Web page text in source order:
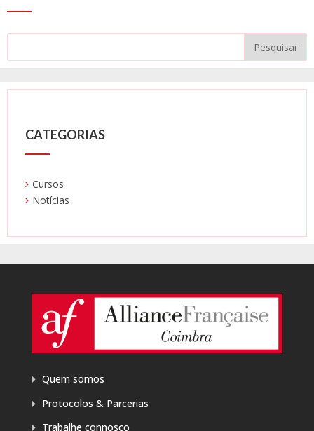
CATEGORIAS
Cursos
Notícias
Quem somos
Protocolos & Parcerias
Trabalhe connosco